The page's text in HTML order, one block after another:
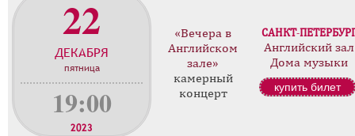
22
ДЕКАБРЯ
пятница
19:00
2023
«Вечера в
Английском
зале»
камерный
концерт
САНКТ-
Английский зал
Дома музыки
купить билет